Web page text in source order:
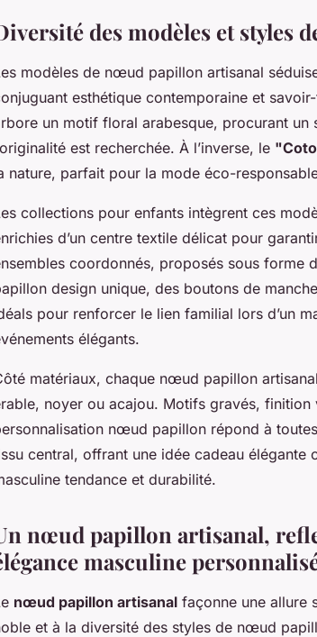
des modèles et styles
modèles de nœud papillon artisanal
esthétique contemporaine et
un motif floral arabesque, procurant
est recherchée. À l’inverse, le
nature, parfait pour la mode éco-
collections pour enfants intègrent ces
d’un centre textile délicat pour
coordonnés, proposés sous
design unique, des boutons de
pour renforcer le lien familial lors d’un
élégants.
matériaux, chaque nœud papillon
noyer ou acajou. Motifs gravés,
nœud papillon répond à
central, offrant une idée cadeau
tendance et durabilité.
nœud papillon artisanal,
masculine
nœud papillon artisanal façonne une allure
et à la diversité des styles de nœud